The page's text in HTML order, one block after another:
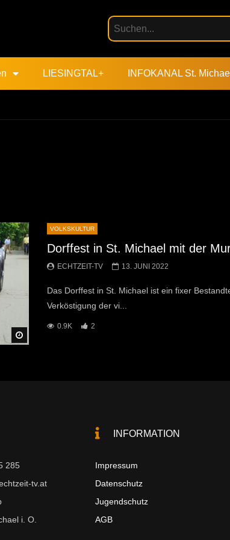
LIESINGTAL+ INFOKANAL St. Michael
VOLKSKULTUR
Dorffest in St. Michael mit der
ECHTZEIT-TV 13. JUNI 2022
Das Dorffest in St. Michael ist ein fixer
Verköstigung der vi...
0.9K 2
285
tv.at
i. O.
INFORMATION
Impressum
Datenschutz
Jugendschutz
AGB